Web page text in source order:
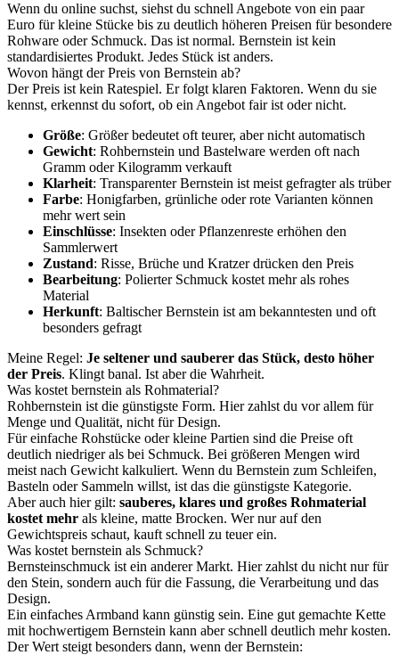
Wenn du online suchst, siehst du schnell Angebote von ein paar
Euro für kleine Stücke bis zu deutlich höheren Preisen für besondere
Rohware oder Schmuck. Das ist normal. Bernstein ist kein
standardisiertes Produkt. Jedes Stück ist anders.
Wovon hängt der Preis von Bernstein ab?
Der Preis ist kein Ratespiel. Er folgt klaren Faktoren. Wenn du sie
kennst, erkennst du sofort, ob ein Angebot fair ist oder nicht.
Größe: Größer bedeutet oft teurer, aber nicht automatisch
Gewicht: Rohbernstein und Bastelware werden oft nach
Gramm oder Kilogramm verkauft
Klarheit: Transparenter Bernstein ist meist gefragter als trüber
Farbe: Honigfarben, grünliche oder rote Varianten können
mehr wert sein
Einschlüsse: Insekten oder Pflanzenreste erhöhen den
Sammlerwert
Zustand: Risse, Brüche und Kratzer drücken den Preis
Bearbeitung: Polierter Schmuck kostet mehr als rohes
Material
Herkunft: Baltischer Bernstein ist am bekanntesten und oft
besonders gefragt
Meine Regel: Je seltener und sauberer das Stück, desto höher
der Preis. Klingt banal. Ist aber die Wahrheit.
Was kostet bernstein als Rohmaterial?
Rohbernstein ist die günstigste Form. Hier zahlst du vor allem für
Menge und Qualität, nicht für Design.
Für einfache Rohstücke oder kleine Partien sind die Preise oft
deutlich niedriger als bei Schmuck. Bei größeren Mengen wird
meist nach Gewicht kalkuliert. Wenn du Bernstein zum Schleifen,
Basteln oder Sammeln willst, ist das die günstigste Kategorie.
Aber auch hier gilt: sauberes, klares und großes Rohmaterial
kostet mehr als kleine, matte Brocken. Wer nur auf den
Gewichtspreis schaut, kauft schnell zu teuer ein.
Was kostet bernstein als Schmuck?
Bernsteinschmuck ist ein anderer Markt. Hier zahlst du nicht nur für
den Stein, sondern auch für die Fassung, die Verarbeitung und das
Design.
Ein einfaches Armband kann günstig sein. Eine gut gemachte Kette
mit hochwertigem Bernstein kann aber schnell deutlich mehr kosten.
Der Wert steigt besonders dann, wenn der Bernstein: